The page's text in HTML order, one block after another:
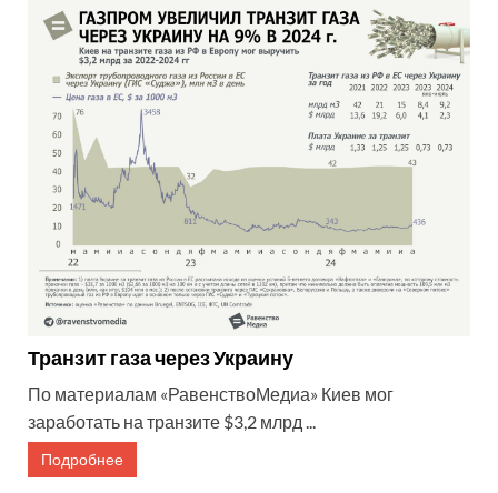
Транзит газа через Украину
По материалам «РавенствоМедиа» Киев мог
заработать на транзите $3,2 млрд ...
Подробнее